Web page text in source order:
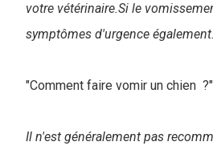
votre vétérinaire.Si le
symptômes d'urgence également.
"Comment faire vomir un chien ?"
Il n'est généralement pas